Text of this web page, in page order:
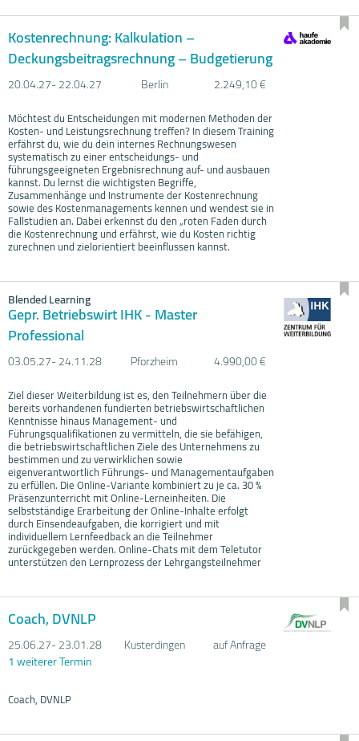
Kostenrechnung: Kalkulation –
Deckungsbeitragsrechnung – Budgetierung
20.04.27- 22.04.27 Berlin 2.249,10 €
Möchtest du Entscheidungen mit modernen Methoden der
Kosten- und Leistungsrechnung treffen? In diesem Training
erfährst du, wie du dein internes Rechnungswesen
systematisch zu einer entscheidungs- und
führungsgeeigneten Ergebnisrechnung auf- und ausbauen
kannst. Du lernst die wichtigsten Begriffe,
Zusammenhänge und Instrumente der Kostenrechnung
sowie des Kostenmanagements kennen und wendest sie in
Fallstudien an. Dabei erkennst du den „roten Faden durch
die Kostenrechnung und erfährst, wie du Kosten richtig
zurechnen und zielorientiert beeinflussen kannst.
Blended Learning
Gepr. Betriebswirt IHK - Master
Professional
03.05.27- 24.11.28 Pforzheim 4.990,00 €
Ziel dieser Weiterbildung ist es, den Teilnehmern über die
bereits vorhandenen fundierten betriebswirtschaftlichen
Kenntnisse hinaus Management- und
Führungsqualifikationen zu vermitteln, die sie befähigen,
die betriebswirtschaftlichen Ziele des Unternehmens zu
bestimmen und zu verwirklichen sowie
eigenverantwortlich Führungs- und Managementaufgaben
zu erfüllen. Die Online-Variante kombiniert zu je ca. 30 %
Präsenzunterricht mit Online-Lerneinheiten. Die
selbstständige Erarbeitung der Online-Inhalte erfolgt
durch Einsendeaufgaben, die korrigiert und mit
individuellem Lernfeedback an die Teilnehmer
zurückgegeben werden. Online-Chats mit dem Teletutor
unterstützen den Lernprozess der Lehrgangsteilnehmer
Coach, DVNLP
25.06.27- 23.01.28 Kusterdingen
auf Anfrage
1 weiterer Termin
Coach, DVNLP